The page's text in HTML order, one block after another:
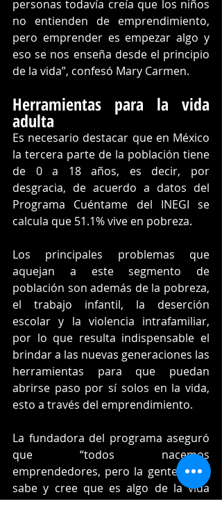
personas todavía creía que los niños
no entienden de emprendimiento,
pero emprender es empezar algo y
eso se nos enseña desde el principio
de la vida”, confesó Mary Carmen.
Herramientas para la vida
adulta
Es necesario destacar que en México
la tercera parte de la población tiene
de 0 a 18 años, es decir, por
desgracia, de acuerdo a datos del
Programa Cuéntame del INEGI se
calcula que 51.1% vive en pobreza.
Los principales problemas que
aquejan a este segmento de
población son además de la pobreza,
el trabajo infantil, la deserción
escolar y la violencia intrafamiliar,
por lo que resulta indispensable el
brindar a las nuevas generaciones las
herramientas para que puedan
abrirse paso por sí solos en la vida,
esto a través del emprendimiento.
La fundadora del programa aseguró
que “todos nacemos
emprendedores, pero la gente no lo
sabe y cree que es algo de la vida
adulta, pero no es así, es algo para